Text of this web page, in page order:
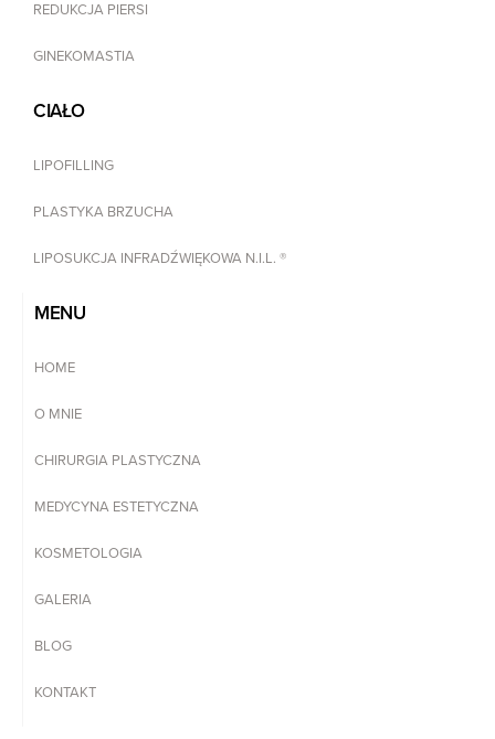
REDUKCJA PIERSI
GINEKOMASTIA
CIAŁO
LIPOFILLING
PLASTYKA BRZUCHA
LIPOSUKCJA INFRADŹWIĘKOWA N.I.L. ®
MENU
HOME
O MNIE
CHIRURGIA PLASTYCZNA
MEDYCYNA ESTETYCZNA
KOSMETOLOGIA
GALERIA
BLOG
KONTAKT